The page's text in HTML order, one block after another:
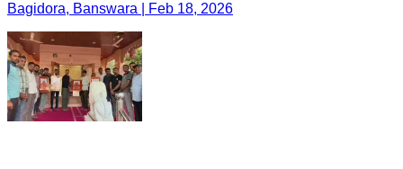
Bagidora, Banswara | Feb 18, 2026